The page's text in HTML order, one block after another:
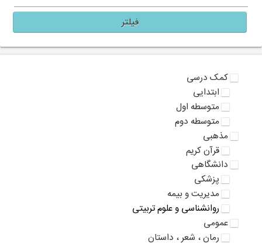
فیلتر
کمک درسی
ابتدایی
متوسطه اول
متوسطه دوم
مذهبی
قرآن کریم
دانشگاهی
پزشکی
مدیریت و بیمه
روانشناسی و علوم تربیتی
عمومی
رمان ، شعر ، داستان